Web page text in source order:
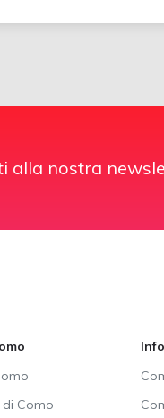
alla nostra
Como